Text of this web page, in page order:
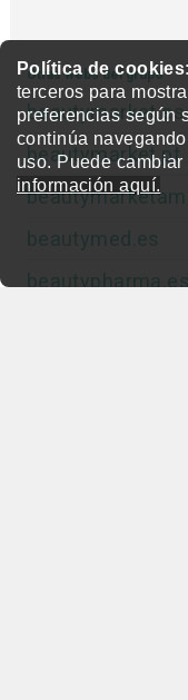
Política de cookies
terceros para
preferencias según
continúa
uso. Puede
información aquí.
Otras webs del grupo
beautymarket.es
beautymarket.pt
beautymed.es